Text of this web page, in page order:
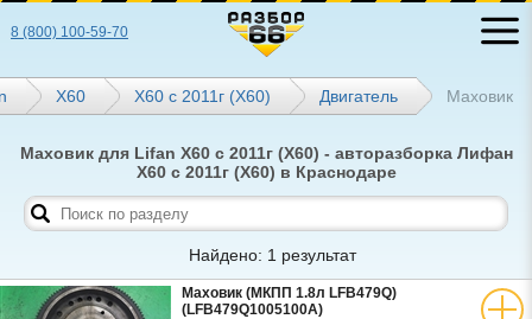
8 (800) 100-59-70
Х60 X60 с 2011г (Х60) Двигатель Маховик
Маховик для Lifan X60 с 2011г (Х60) - авторазборка Лифан
X60 с 2011г (Х60) в Краснодаре
Найдено: 1 результат
Маховик (МКПП 1.8л LFB479Q)
(LFB479Q1005100A)